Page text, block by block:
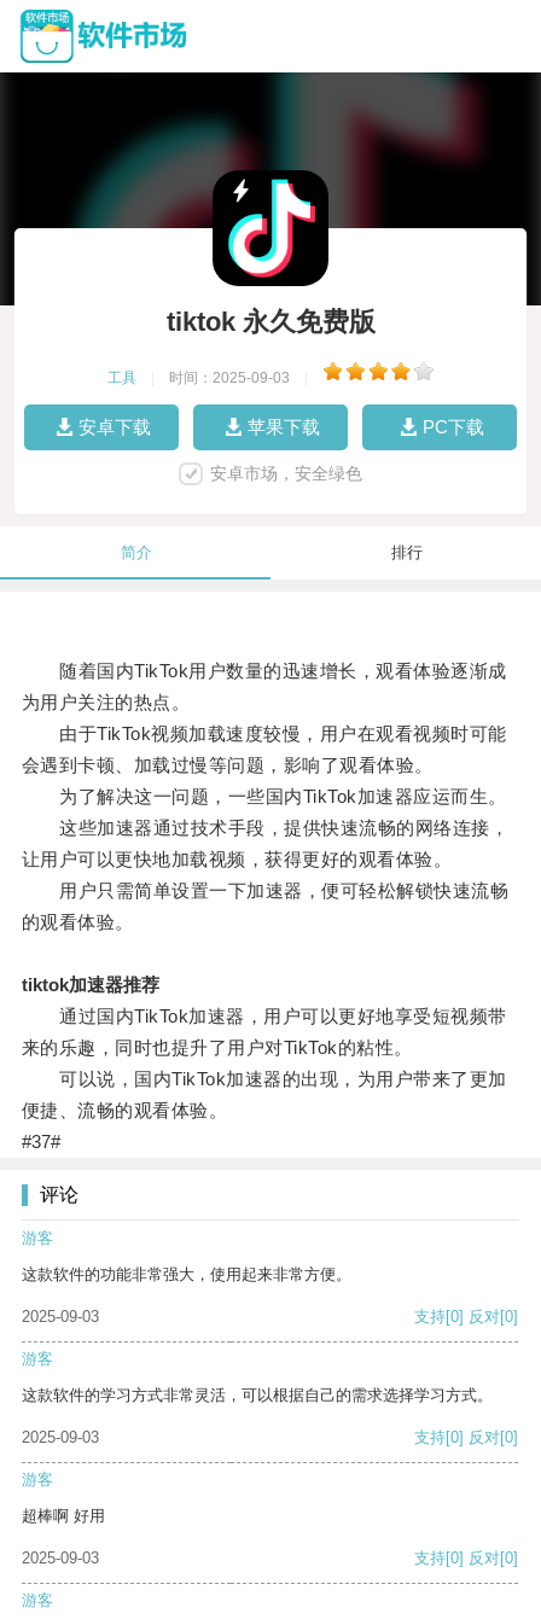
tiktok 永久免费版
工具 时间：2025-09-03
安卓下载 苹果下载 PC下载
安卓市场，安全绿色
简介 排行
随着国内TikTok用户数量的迅速增长，观看体验逐渐成
为用户关注的热点。
由于TikTok视频加载速度较慢，用户在观看视频时可能
会遇到卡顿、加载过慢等问题，影响了观看体验。
为了解决这一问题，一些国内TikTok加速器应运而生。
这些加速器通过技术手段，提供快速流畅的网络连接，
让用户可以更快地加载视频，获得更好的观看体验。
用户只需简单设置一下加速器，便可轻松解锁快速流畅
的观看体验。
tiktok加速器推荐
通过国内TikTok加速器，用户可以更好地享受短视频带
来的乐趣，同时也提升了用户对TikTok的粘性。
可以说，国内TikTok加速器的出现，为用户带来了更加
便捷、流畅的观看体验。
#37#
评论
游客
这款软件的功能非常强大，使用起来非常方便。
2025-09-03 支持[0] 反对[0]
游客
这款软件的学习方式非常灵活，可以根据自己的需求选择学习方式。
2025-09-03 支持[0] 反对[0]
游客
超棒啊 好用
2025-09-03 支持[0] 反对[0]
游客